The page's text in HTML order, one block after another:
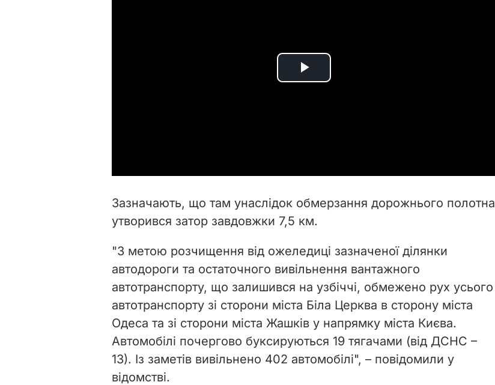
P
i
d
e
o
Зазначають, що там унаслідок обмерзання дорожнього полотна
утворився затор завдовжки 7,5 км.
"З метою розчищення від ожеледиці зазначеної ділянки
автодороги та остаточного вивільнення вантажного
автотранспорту, що залишився на узбіччі, обмежено рух усього
автотранспорту зі сторони міста Біла Церква в сторону міста
Одеса та зі сторони міста Жашків у напрямку міста Києва.
Автомобілі почергово буксируються 19 тягачами (від ДСНС –
13). Із заметів вивільнено 402 автомобілі", – повідомили у
відомстві.